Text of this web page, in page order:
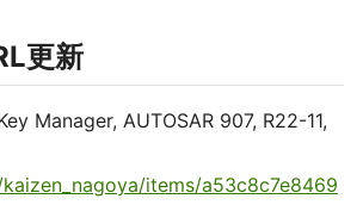
更新
Manager, AUTOSAR 907, R22-11,
items/a53c8c7e8469